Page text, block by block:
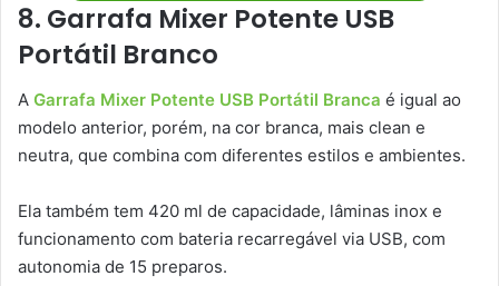
8. Garrafa Mixer Potente USB
Portátil Branco
A Garrafa Mixer Potente USB Portátil Branca é igual ao
modelo anterior, porém, na cor branca, mais clean e
neutra, que combina com diferentes estilos e ambientes.
Ela também tem 420 ml de capacidade, lâminas inox e
funcionamento com bateria recarregável via USB, com
autonomia de 15 preparos.